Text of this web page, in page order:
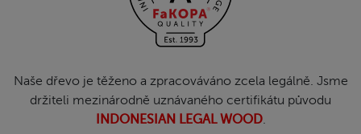
Naše dřevo je těženo a zpracováváno zcela legálně. Jsme
držiteli mezinárodně uznávaného certifikátu původu
INDONESIAN LEGAL WOOD.